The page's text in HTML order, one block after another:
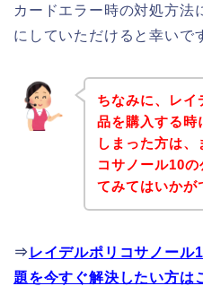
カードエラー時の対処方法
にしていただけると幸いで
ちなみに、レイ
品を購入する時
しまった方は、
コサノール10
てみてはいかが
⇒ レイデルポリコサノール
題を今すぐ解決したい方は